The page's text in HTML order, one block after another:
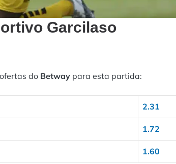
Garcilaso
do Betway para esta partida:
2.31
1.72
1.60